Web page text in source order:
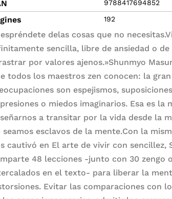
9788417694852
192
delas cosas que no
sencilla, libre de ansiedad o
por valores ajenos.»Shunmyo
todos los maestros zen conocen: la
son espejismos,
o miedos imaginarios. Esa es la
a transitar por la vida desde la
seamos esclavos de la mente.Con la
cautivó en El arte de vivir con sencillez,
48 lecciones -junto con 30 zengo
en el texto- para liberar la
Evitar las comparaciones con